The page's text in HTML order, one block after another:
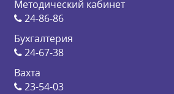
Методический кабинет
24-86-86
Бухгалтерия
24-67-38
Вахта
23-54-03